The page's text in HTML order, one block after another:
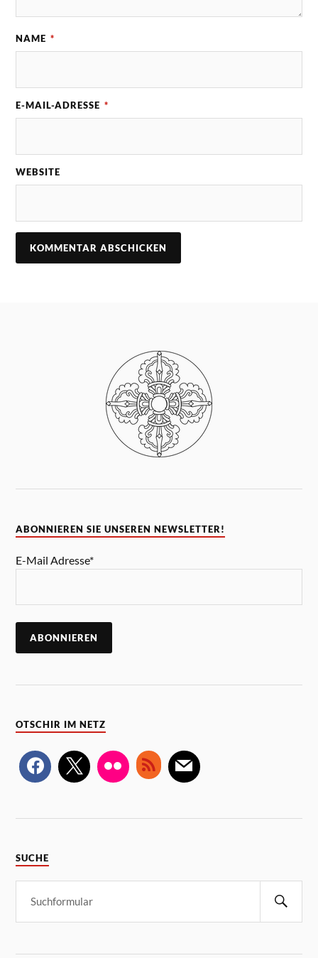
NAME *
E-MAIL-ADRESSE *
WEBSITE
ABONNIEREN SIE UNSEREN NEWSLETTER!
E-Mail Adresse*
OTSCHIR IM NETZ
SUCHE